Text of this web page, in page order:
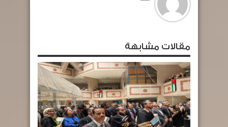
مقالات مشابهة